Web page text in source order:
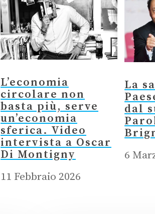
L’economia
circolare non
basta più, serve
un’economia
sferica. Video
intervista a Oscar
Di Montigny
11 Febbraio 2026
La
dal
6